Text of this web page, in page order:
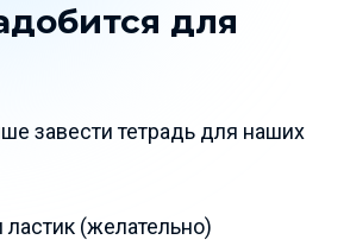
для
завести тетрадь для наших
(желательно)